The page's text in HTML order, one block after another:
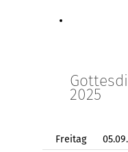
2025
Freitag 05.09.